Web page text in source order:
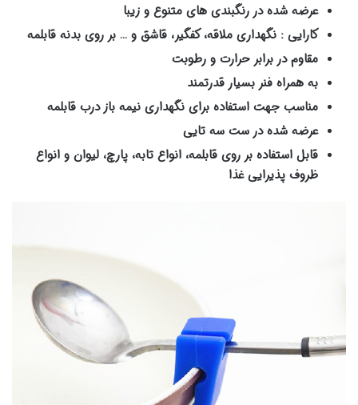
عرضه شده در رنگبندی های متنوع و زیبا
کارایی : نگهداری ملاقه، کفگیر، قاشق و … بر روی بدنه قابلمه
مقاوم در برابر حرارت و رطوبت
به همراه فنر بسیار قدرتمند
مناسب جهت استفاده برای نگهداری نیمه باز درب قابلمه
عرضه شده در ست سه تایی
قابل استفاده بر روی قابلمه، انواع تابه، پارچ، لیوان و انواع
ظروف پذیرایی غذا